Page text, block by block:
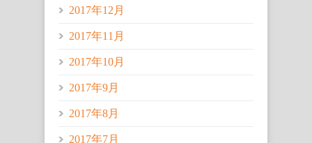
2017年12月
2017年11月
2017年10月
2017年9月
2017年8月
2017年7月